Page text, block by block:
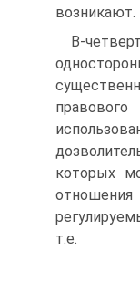
возникают.
В-
которых
т.е.